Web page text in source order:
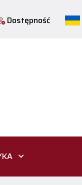
Dostępność